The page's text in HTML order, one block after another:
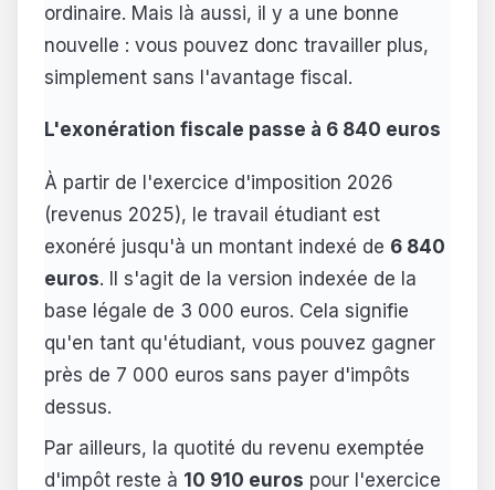
ordinaire. Mais là aussi, il y a une bonne
nouvelle : vous pouvez donc travailler plus,
simplement sans l'avantage fiscal.
L'exonération fiscale passe à 6 840 euros
À partir de l'exercice d'imposition 2026
(revenus 2025), le travail étudiant est
exonéré jusqu'à un montant indexé de 6 840
euros. Il s'agit de la version indexée de la
base légale de 3 000 euros. Cela signifie
qu'en tant qu'étudiant, vous pouvez gagner
près de 7 000 euros sans payer d'impôts
dessus.
Par ailleurs, la quotité du revenu exemptée
d'impôt reste à 10 910 euros pour l'exercice